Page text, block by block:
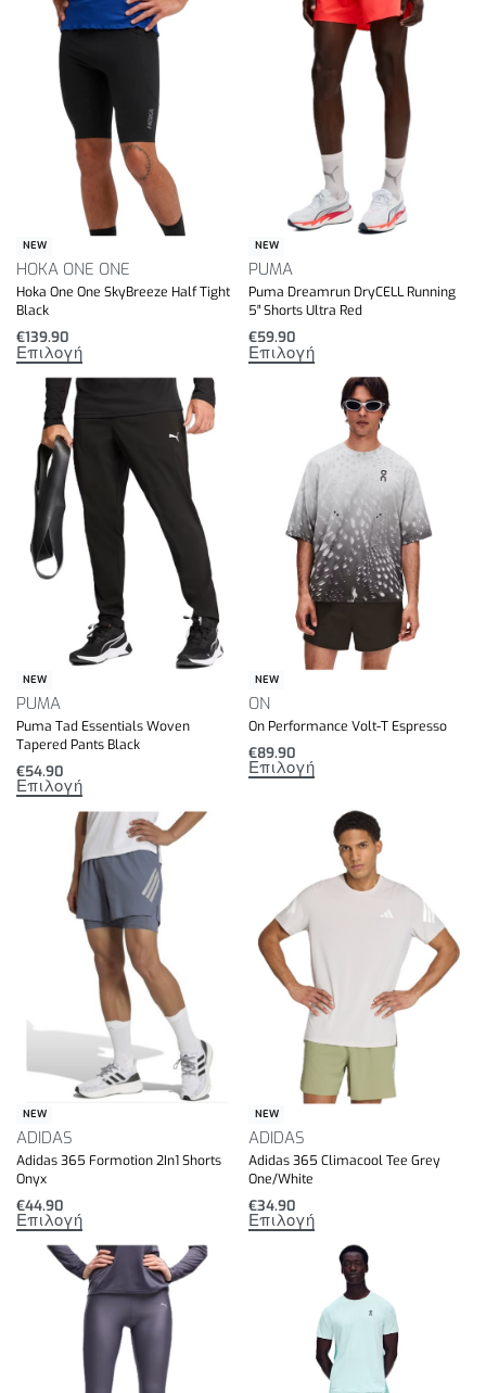
NEW
HOKA ONE ONE
Hoka One One SkyBreeze Half Tight
Black
€139.90
Επιλογή
NEW
PUMA
Puma Dreamrun DryCELL Running
5″ Shorts Ultra Red
€59.90
Επιλογή
NEW
PUMA
Puma Tad Essentials Woven
Tapered Pants Black
€54.90
Επιλογή
NEW
ON
On Performance Volt-T Espresso
€89.90
Επιλογή
NEW
ADIDAS
Adidas 365 Formotion 2In1 Shorts
Onyx
€44.90
Επιλογή
NEW
ADIDAS
Adidas 365 Climacool Tee Grey
One/White
€34.90
Επιλογή